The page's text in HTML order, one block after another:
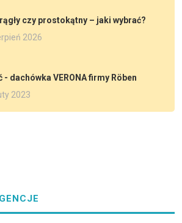
czy prostokątny – jaki wybrać?
2026
- dachówka VERONA firmy Röben
2023